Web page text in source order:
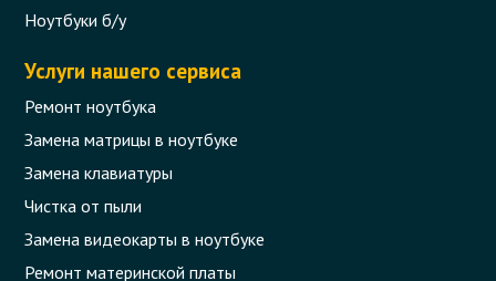
Ноутбуки б/у
Услуги нашего сервиса
Ремонт ноутбука
Замена матрицы в ноутбуке
Замена клавиатуры
Чистка от пыли
Замена видеокарты в ноутбуке
Ремонт материнской платы